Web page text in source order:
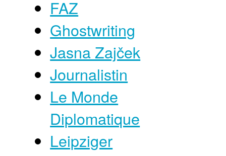
FAZ
Ghostwriting
Jasna Zajček
Journalistin
Le Monde
Diplomatique
Leipziger